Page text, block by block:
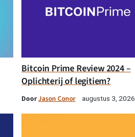
Bitcoin Prime Review 2024 –
Oplichterij of legitiem?
DoorJason Conor augustus 3, 2026